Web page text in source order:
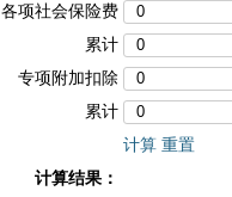
各项社会保险费
累计
专项附加扣除
累计
计算 重置
计算结果：